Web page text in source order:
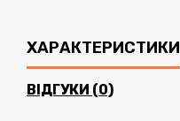
ХАРАКТЕРИСТИКИ
ВІДГУКИ (0)